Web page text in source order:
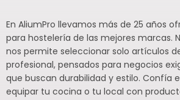
En AliumPro llevamos más de 25 años
para hostelería de las mejores marcas.
nos permite seleccionar solo artículos
profesional, pensados para negocios
que buscan durabilidad y estilo. Confía
equipar tu cocina o tu local con